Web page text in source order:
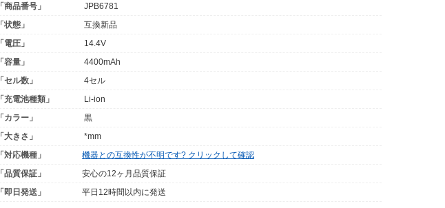
「商品番号」
JPB6781
「状態」
互換新品
「電圧」
14.4V
「容量」
4400mAh
「セル数」
4セル
「充電池種類」
Li-ion
「カラー」
黒
「大きさ」
*mm
「対応機種」
機器との互換性が不明です? クリックして確認
「品質保証」
安心の12ヶ月品質保証
「即日発送」
平日12時間以内に発送